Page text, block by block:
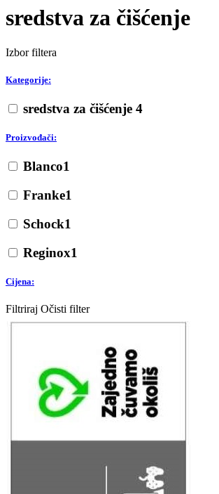
sredstva za čišćenje
Izbor filtera
Kategorije:
sredstva za čišćenje 4
Proizvođači:
Blanco1
Franke1
Schock1
Reginox1
Cijena:
Filtriraj Očisti filter